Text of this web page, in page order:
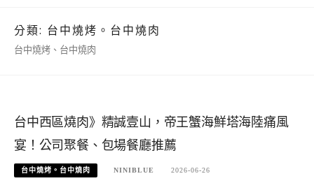
分類: 台中燒烤。台中燒肉
台中燒烤、台中燒肉
台中西區燒肉》精誠壹山，帝王蟹海鮮塔海陸痛風
宴！公司聚餐、包場餐廳推薦
台中燒烤。台中燒肉 NINIBLUE 2026-06-26